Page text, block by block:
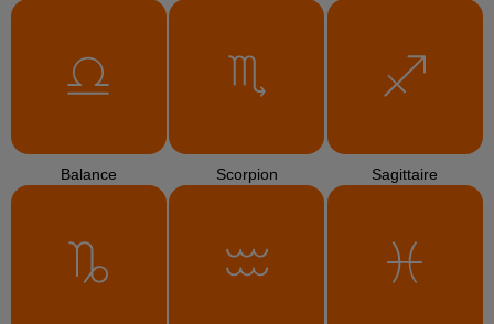
Balance Scorpion Sagittaire